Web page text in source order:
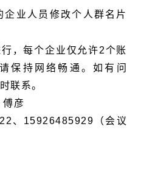
企业人员修改个人群名片
，每个企业仅允许2个账
保持网络畅通。如有问
联系。
傅彦
、15926485929（会议